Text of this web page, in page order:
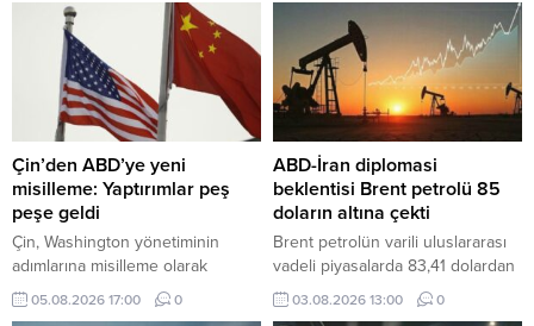
Çin’den ABD’ye yeni
misilleme: Yaptırımlar peş
peşe geldi
Çin, Washington yönetiminin
adımlarına misilleme olarak
ABD'ye İHA ihracatını yasaklayan
ve 6 Amerikan şirketine yaptırım
05.08.2026 17:00 0
ABD-İran diplomasi
beklentisi Brent petrolü 85
doların altına çekti
Brent petrolün varili uluslararası
vadeli piyasalarda 83,41 dolardan
işlem görüyor.
03.08.2026 13:00 0